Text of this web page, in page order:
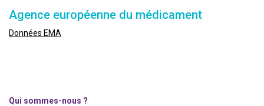
Agence européenne du médicament
Données EMA
Qui sommes-nous ?